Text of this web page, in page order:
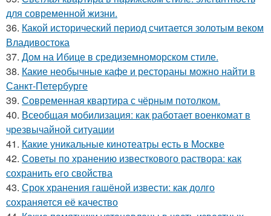
для современной жизни.
36. Какой исторический период считается золотым веком
Владивостока
37. Дом на Ибице в средиземноморском стиле.
38. Какие необычные кафе и рестораны можно найти в
Санкт-Петербурге
39. Современная квартира с чёрным потолком.
40. Всеобщая мобилизация: как работает военкомат в
чрезвычайной ситуации
41. Какие уникальные кинотеатры есть в Москве
42. Советы по хранению известкового раствора: как
сохранить его свойства
43. Срок хранения гашёной извести: как долго
сохраняется её качество